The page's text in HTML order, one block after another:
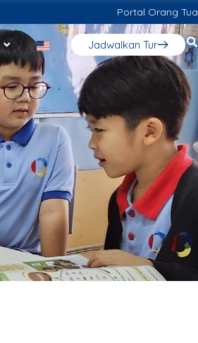
Portal Orang Tua
Jadwalkan Tur